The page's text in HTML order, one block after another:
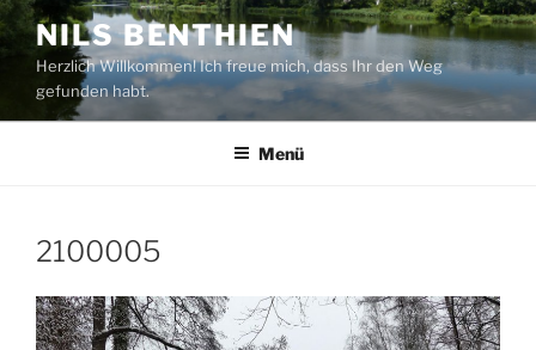
Zum
Inhalt
springen
NILS BENTHIEN
Herzlich Willkommen! Ich freue mich, dass Ihr den Weg
gefunden habt.
Menü
2100005